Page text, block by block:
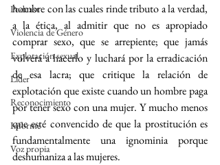
Podcast
Violencia de Género
Explotación sexual
Líder
Reconocimiento
Informe
Voz propia
hombre con las cuales rinde tributo a la verdad,
a la ética, al admitir que no es apropiado
comprar sexo, que se arrepiente; que jamás
volverá a hacerlo y luchará por la erradicación
de esa lacra; que critique la relación de
explotación que existe cuando un hombre paga
por tener sexo con una mujer. Y mucho menos
que esté convencido de que la prostitución es
fundamentalmente una ignominia porque
deshumaniza a las mujeres.